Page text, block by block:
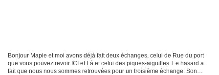
Bonjour Mapie et moi avons déjà fait deux échanges, celui de Rue du port
que vous pouvez revoir ICI et Là et celui des piques-aiguilles. Le hasard a
fait que nous nous sommes retrouvées pour un troisième échange. Son